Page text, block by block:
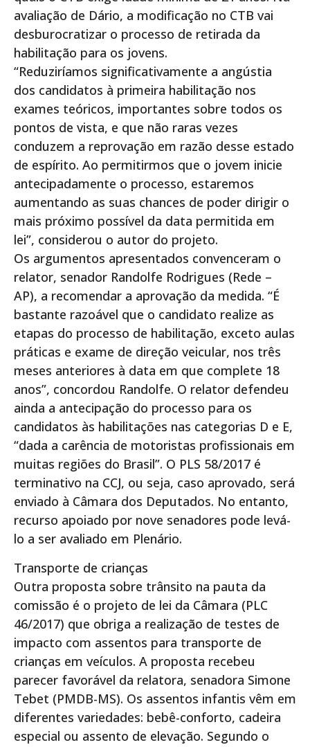
avaliação de Dário, a modificação no CTB vai
desburocratizar o processo de retirada da
habilitação para os jovens.
“Reduziríamos significativamente a angústia
dos candidatos à primeira habilitação nos
exames teóricos, importantes sobre todos os
pontos de vista, e que não raras vezes
conduzem a reprovação em razão desse estado
de espírito. Ao permitirmos que o jovem inicie
antecipadamente o processo, estaremos
aumentando as suas chances de poder dirigir o
mais próximo possível da data permitida em
lei”, considerou o autor do projeto.
Os argumentos apresentados convenceram o
relator, senador Randolfe Rodrigues (Rede –
AP), a recomendar a aprovação da medida. “É
bastante razoável que o candidato realize as
etapas do processo de habilitação, exceto aulas
práticas e exame de direção veicular, nos três
meses anteriores à data em que complete 18
anos”, concordou Randolfe. O relator defendeu
ainda a antecipação do processo para os
candidatos às habilitações nas categorias D e E,
“dada a carência de motoristas profissionais em
muitas regiões do Brasil”. O PLS 58/2017 é
terminativo na CCJ, ou seja, caso aprovado, será
enviado à Câmara dos Deputados. No entanto,
recurso apoiado por nove senadores pode levá-
lo a ser avaliado em Plenário.
Transporte de crianças
Outra proposta sobre trânsito na pauta da
comissão é o projeto de lei da Câmara (PLC
46/2017) que obriga a realização de testes de
impacto com assentos para transporte de
crianças em veículos. A proposta recebeu
parecer favorável da relatora, senadora Simone
Tebet (PMDB-MS). Os assentos infantis vêm em
diferentes variedades: bebê-conforto, cadeira
especial ou assento de elevação. Segundo o